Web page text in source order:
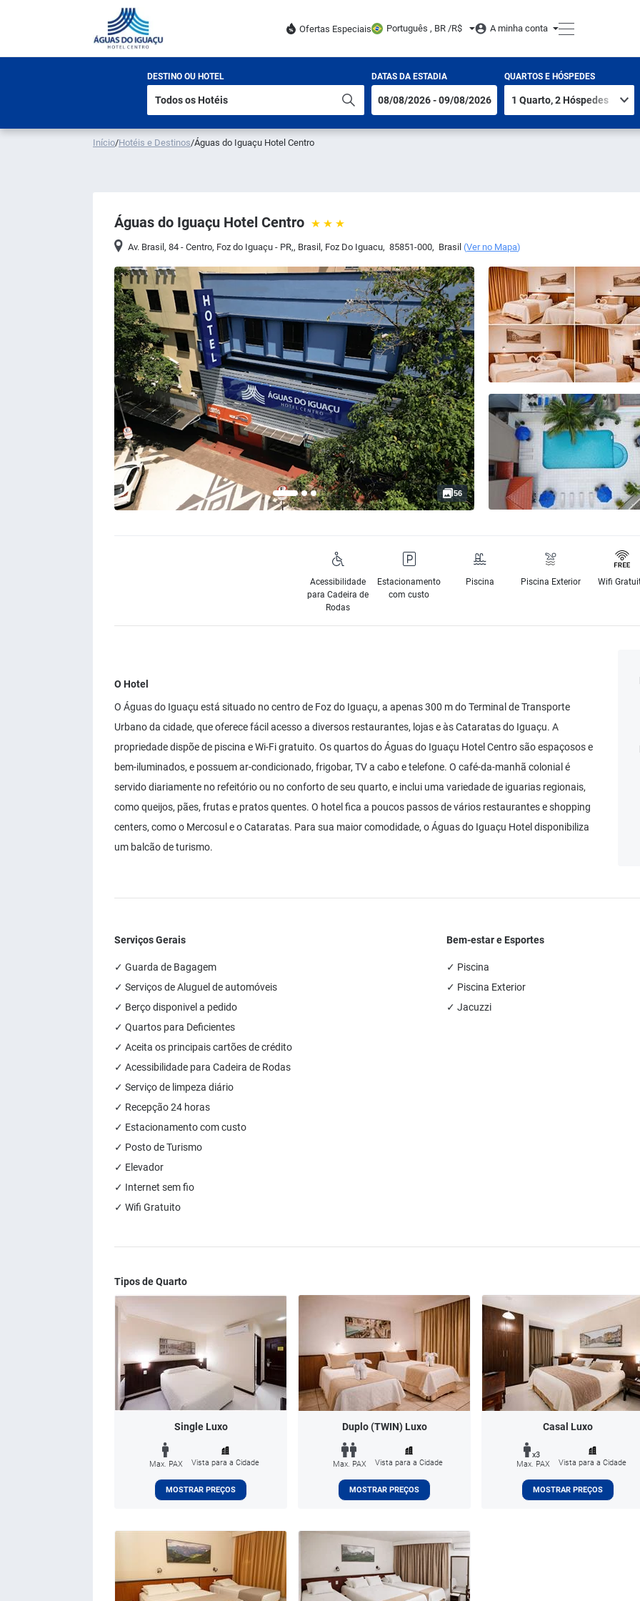
Ofertas Especiais Português , BR /R$ A minha conta
DESTINO OU HOTEL DATAS DA ESTADIA QUARTOS E HÓSPEDES
Início/Hotéis e Destinos/Águas do Iguaçu Hotel Centro
Águas do Iguaçu Hotel Centro
Av. Brasil, 84 - Centro, Foz do Iguaçu - PR,, Brasil, Foz Do Iguacu, 85851-000, Brasil (Ver no Mapa)
56
Acessibilidade
para Cadeira de
Rodas
Estacionamento
com custo
Piscina Piscina Exterior Wifi
O Hotel
O Águas do Iguaçu está situado no centro de Foz do Iguaçu, a apenas 300 m do Terminal de Transporte
Urbano da cidade, que oferece fácil acesso a diversos restaurantes, lojas e às Cataratas do Iguaçu. A
propriedade dispõe de piscina e Wi-Fi gratuito. Os quartos do Águas do Iguaçu Hotel Centro são espaçosos e
bem-iluminados, e possuem ar-condicionado, frigobar, TV a cabo e telefone. O café-da-manhã colonial é
servido diariamente no refeitório ou no conforto de seu quarto, e inclui uma variedade de iguarias regionais,
como queijos, pães, frutas e pratos quentes. O hotel fica a poucos passos de vários restaurantes e shopping
centers, como o Mercosul e o Cataratas. Para sua maior comodidade, o Águas do Iguaçu Hotel disponibiliza
um balcão de turismo.
Serviços Gerais
✓ Guarda de Bagagem
✓ Serviços de Aluguel de automóveis
✓ Berço disponivel a pedido
✓ Quartos para Deficientes
✓ Aceita os principais cartões de crédito
✓ Acessibilidade para Cadeira de Rodas
✓ Serviço de limpeza diário
✓ Recepção 24 horas
✓ Estacionamento com custo
✓ Posto de Turismo
✓ Elevador
✓ Internet sem fio
✓ Wifi Gratuito
Bem-estar e Esportes
✓ Piscina
✓ Piscina Exterior
✓ Jacuzzi
Tipos de Quarto
Single Luxo
Max. PAX Vista para a Cidade
MOSTRAR PREÇOS
Duplo (TWIN) Luxo
Max. PAX Vista para a Cidade
MOSTRAR PREÇOS
Casal Luxo
x3
Max. PAX
Vista para a Cidade
MOSTRAR PREÇOS